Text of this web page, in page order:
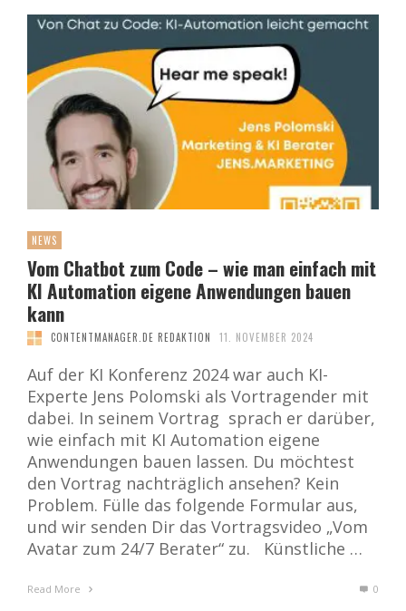
NEWS
Vom Chatbot zum Code – wie man einfach mit
KI Automation eigene Anwendungen bauen
kann
CONTENTMANAGER.DE REDAKTION 11. NOVEMBER 2024
Auf der KI Konferenz 2024 war auch KI-
Experte Jens Polomski als Vortragender mit
dabei. In seinem Vortrag sprach er darüber,
wie einfach mit KI Automation eigene
Anwendungen bauen lassen. Du möchtest
den Vortrag nachträglich ansehen? Kein
Problem. Fülle das folgende Formular aus,
und wir senden Dir das Vortragsvideo „Vom
Avatar zum 24/7 Berater“ zu. Künstliche …
Read More 0